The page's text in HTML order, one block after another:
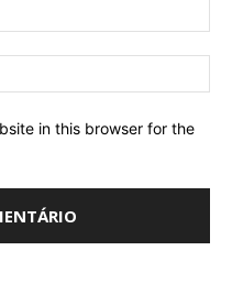
in this browser for the